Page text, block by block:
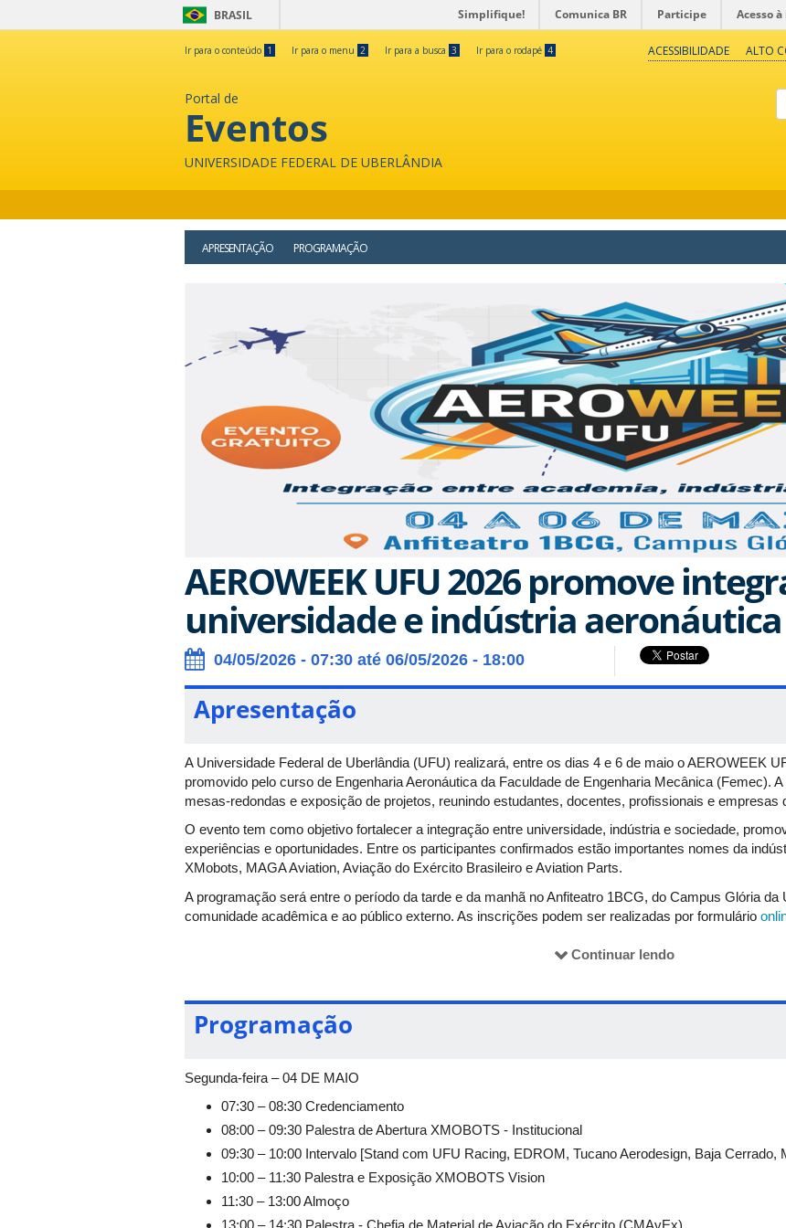
BRASIL Simplifique! Comunica BR Participe Acesso
Ir para o conteúdo 1 Ir para o menu 2 Ir para a busca 3 Ir para o rodapé 4 ACESSIBILIDADE ALTO
Portal de
Eventos
UNIVERSIDADE FEDERAL DE UBERLÂNDIA
APRESENTAÇÃO PROGRAMAÇÃO
AEROWEEK UFU 2026 promove
universidade e indústria aeronáutica
04/05/2026 - 07:30 até 06/05/2026 - 18:00
Apresentação
A Universidade Federal de Uberlândia (UFU) realizará, entre os dias 4 e 6 de maio o AEROWEEK
promovido pelo curso de Engenharia Aeronáutica da Faculdade de Engenharia Mecânica (Femec).
mesas-redondas e exposição de projetos, reunindo estudantes, docentes, profissionais e empresas
O evento tem como objetivo fortalecer a integração entre universidade, indústria e sociedade,
experiências e oportunidades. Entre os participantes confirmados estão importantes nomes da
XMobots, MAGA Aviation, Aviação do Exército Brasileiro e Aviation Parts.
A programação será entre o período da tarde e da manhã no Anfiteatro 1BCG, do Campus Glória da
comunidade acadêmica e ao público externo. As inscrições podem ser realizadas por formulário
Continuar lendo
Programação
Segunda-feira – 04 DE MAIO
07:30 – 08:30 Credenciamento
08:00 – 09:30 Palestra de Abertura XMOBOTS - Institucional
09:30 – 10:00 Intervalo [Stand com UFU Racing, EDROM, Tucano Aerodesign, Baja Cerrado,
10:00 – 11:30 Palestra e Exposição XMOBOTS Vision
11:30 – 13:00 Almoço